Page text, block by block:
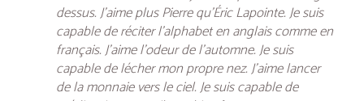
dessus. J’aime plus Pierre qu’Éric Lapointe. Je suis
capable de réciter l’alphabet en anglais comme en
français. J’aime l’odeur de l’automne. Je suis
capable de lécher mon propre nez. J’aime lancer
de la monnaie vers le ciel. Je suis capable de